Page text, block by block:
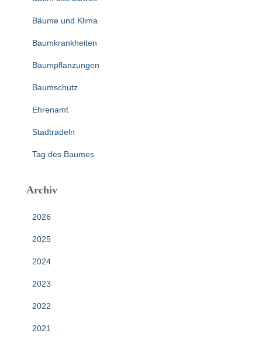
Bäume und Klima
Baumkrankheiten
Baumpflanzungen
Baumschutz
Ehrenamt
Stadtradeln
Tag des Baumes
Archiv
2026
2025
2024
2023
2022
2021